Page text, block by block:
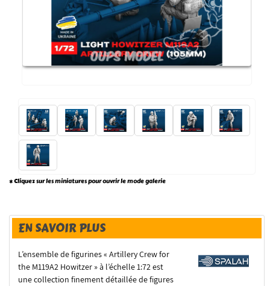
* Cliquez sur les miniatures pour ouvrir le mode galerie
EN SAVOIR PLUS
L’ensemble de figurines « Artillery Crew for
the M119A2 Howitzer » à l’échelle 1:72 est
une collection finement détaillée de figures